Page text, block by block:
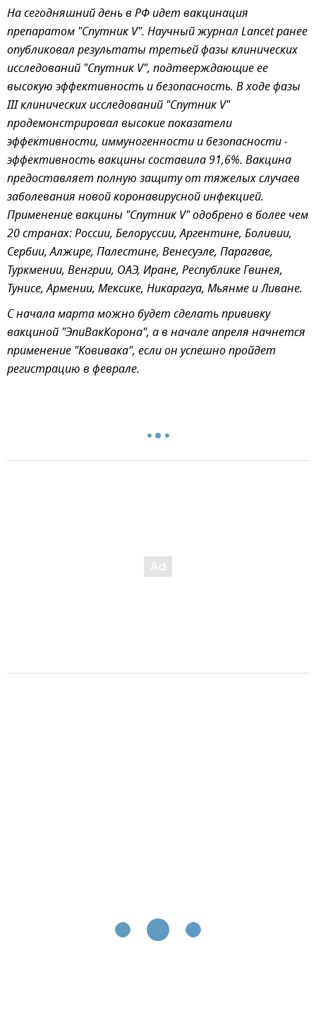
На сегодняшний день в РФ идет вакцинация
препаратом "Спутник V". Научный журнал Lancet ранее
опубликовал результаты третьей фазы клинических
исследований "Спутник V", подтверждающие ее
высокую эффективность и безопасность. В ходе фазы
III клинических исследований "Спутник V"
продемонстрировал высокие показатели
эффективности, иммуногенности и безопасности -
эффективность вакцины составила 91,6%. Вакцина
предоставляет полную защиту от тяжелых случаев
заболевания новой коронавирусной инфекцией.
Применение вакцины "Спутник V" одобрено в более чем
20 странах: России, Белоруссии, Аргентине, Боливии,
Сербии, Алжире, Палестине, Венесуэле, Парагвае,
Туркмении, Венгрии, ОАЭ, Иране, Республике Гвинея,
Тунисе, Армении, Мексике, Никарагуа, Мьянме и Ливане.
С начала марта можно будет сделать прививку
вакциной "ЭпиВакКорона", а в начале апреля начнется
применение "Ковивака", если он успешно пройдет
регистрацию в феврале.